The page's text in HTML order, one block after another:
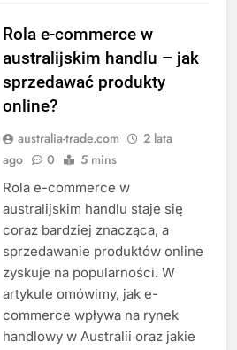
Rola e-commerce w
australijskim handlu – jak
sprzedawać produkty
online?
australia-trade.com
2 lata
ago
0 5 mins
Rola e-commerce w
australijskim handlu staje się
coraz bardziej znacząca, a
sprzedawanie produktów online
zyskuje na popularności. W
artykule omówimy, jak e-
commerce wpływa na rynek
handlowy w Australii oraz jakie